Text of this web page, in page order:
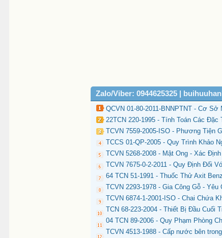
Zalo/Viber: 0944625325 |
QCVN 01-80-2011-BNNPTNT - Cơ
22TCN 220-1995 - Tính Toán Các Đặc
TCVN 7559-2005-ISO - Phương Tiện
TCCS 01-QP-2005 - Quy Trình Khảo
TCVN 5268-2008 - Mật Ong - Xác
TCVN 7675-0-2-2011 - Quy Định Đối
64 TCN 51-1991 - Thuốc Thử Axit
TCVN 2293-1978 - Gia Công Gỗ - Yêu
TCVN 6874-1-2001-ISO - Chai Chứa
TCN 68-223-2004 - Thiết Bị Đầu Cuối
04 TCN 89-2006 - Quy Phạm Phòng
TCVN 4513-1988 - Cấp nước bên